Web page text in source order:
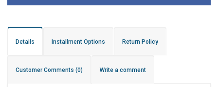
Details Installment Options Return Policy
Customer Comments (0) Write a comment